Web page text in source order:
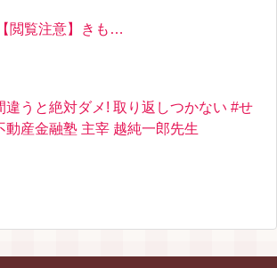
【 閲覧注意】きも…
違うと絶対ダメ! 取り返しつかない #せ
動産金融塾 主宰 越純一郎先生